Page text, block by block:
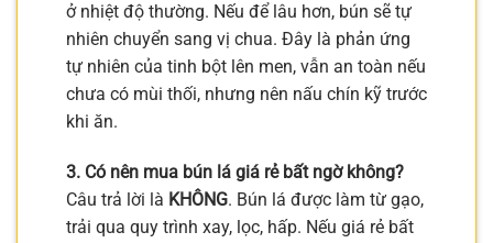
ở nhiệt độ thường. Nếu để lâu hơn, bún sẽ tự
nhiên chuyển sang vị chua. Đây là phản ứng
tự nhiên của tinh bột lên men, vẫn an toàn nếu
chưa có mùi thối, nhưng nên nấu chín kỹ trước
khi ăn.
3. Có nên mua bún lá giá rẻ bất ngờ không?
Câu trả lời là KHÔNG. Bún lá được làm từ gạo,
trải qua quy trình xay, lọc, hấp. Nếu giá rẻ bất